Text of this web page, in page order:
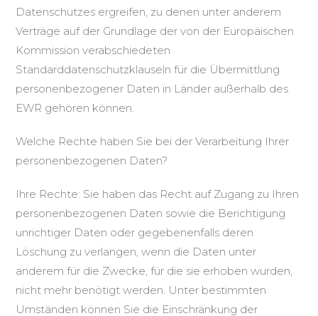
Datenschutzes ergreifen, zu denen unter anderem
Verträge auf der Grundlage der von der Europäischen
Kommission verabschiedeten
Standarddatenschutzklauseln für die Übermittlung
personenbezogener Daten in Länder außerhalb des
EWR gehören können.
Welche Rechte haben Sie bei der Verarbeitung Ihrer
personenbezogenen Daten?
Ihre Rechte: Sie haben das Recht auf Zugang zu Ihren
personenbezogenen Daten sowie die Berichtigung
unrichtiger Daten oder gegebenenfalls deren
Löschung zu verlangen, wenn die Daten unter
anderem für die Zwecke, für die sie erhoben wurden,
nicht mehr benötigt werden. Unter bestimmten
Umständen können Sie die Einschränkung der